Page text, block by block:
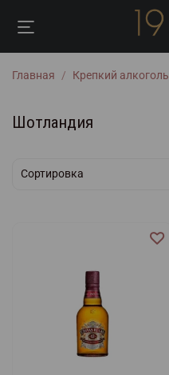
Главная Крепкий алкоголь
Шотландия